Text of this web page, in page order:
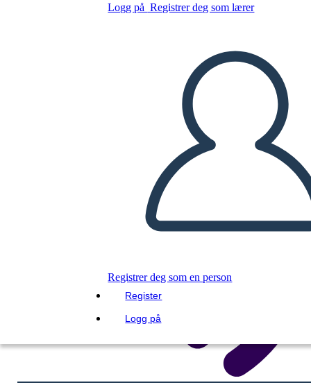
Logg på Registrer deg som lærer
Registrer deg som en person
Register
Logg på
SPILLE AV LYSBILDEFREMVISNING
LES FOR MEG